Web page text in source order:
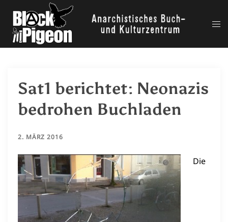
Inhalt
springen
Sat1 berichtet: Neonazis
bedrohen Buchladen
2. MÄRZ 2016
Die